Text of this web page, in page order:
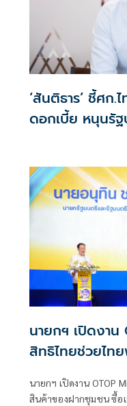
‘สันติธาร’ ชี้ศก
ดอกเบี้ย หนุนรั
นายกฯ เปิดงาน
สิทธิไทยช่วยไท
นายกฯ เปิดงาน OTOP
สินค้าของฝากชุมชน ซื้อ